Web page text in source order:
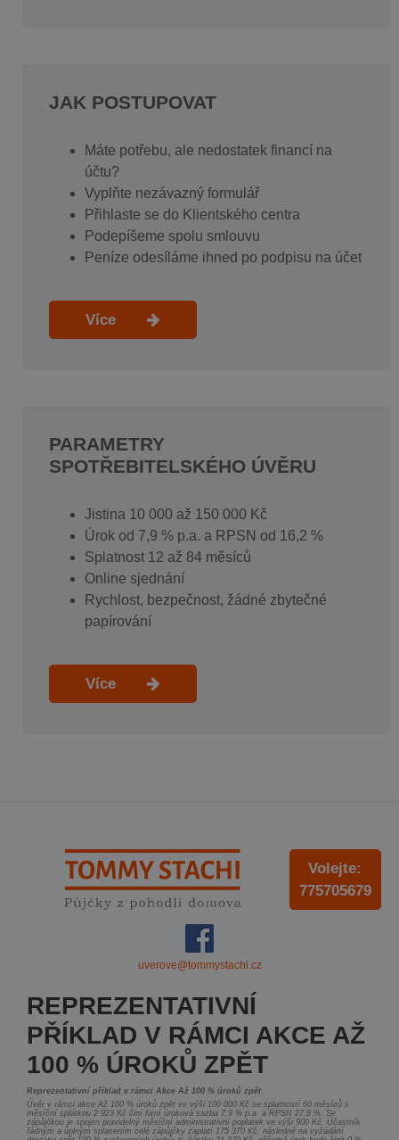
JAK POSTUPOVAT
Máte potřebu, ale nedostatek financí na
účtu?
Vyplňte nezávazný formulář
Přihlaste se do Klientského centra
Podepíšeme spolu smlouvu
Peníze odesíláme ihned po podpisu na účet
Více
PARAMETRY
SPOTŘEBITELSKÉHO ÚVĚRU
Jistina 10 000 až 150 000 Kč
Úrok od 7,9 % p.a. a RPSN od 16,2 %
Splatnost 12 až 84 měsíců
Online sjednání
Rychlost, bezpečnost, žádné zbytečné
papírování
Více
Volejte:
775705679
uverove@tommystachi.cz
REPREZENTATIVNÍ
PŘÍKLAD V RÁMCI AKCE AŽ
100 % ÚROKŮ ZPĚT
Reprezentativní příklad v rámci Akce Až 100 % úroků zpět
Úvěr v rámci akce Až 100 % úroků zpět ve výši 100 000 Kč se splatností 60 měsíců s
měsíční splátkou 2 923 Kč činí fixní úroková sazba 7,9 % p.a. a RPSN 27,8 %. Se
zápůjčkou je spojen pravidelný měsíční administrativní poplatek ve výši 900 Kč. Účastník
řádným a úplným splacením celé zápůjčky zaplatí 175 370 Kč, následně na vyžádání